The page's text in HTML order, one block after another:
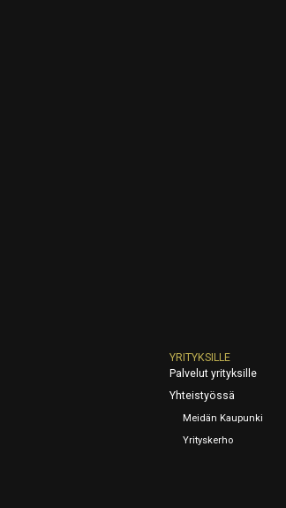
YRITYKSILLE
Palvelut yrityksille
Yhteistyössä
Meidän Kaupunki
Yrityskerho